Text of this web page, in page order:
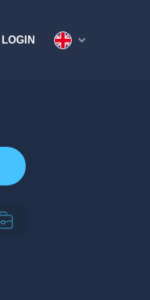
LOGIN